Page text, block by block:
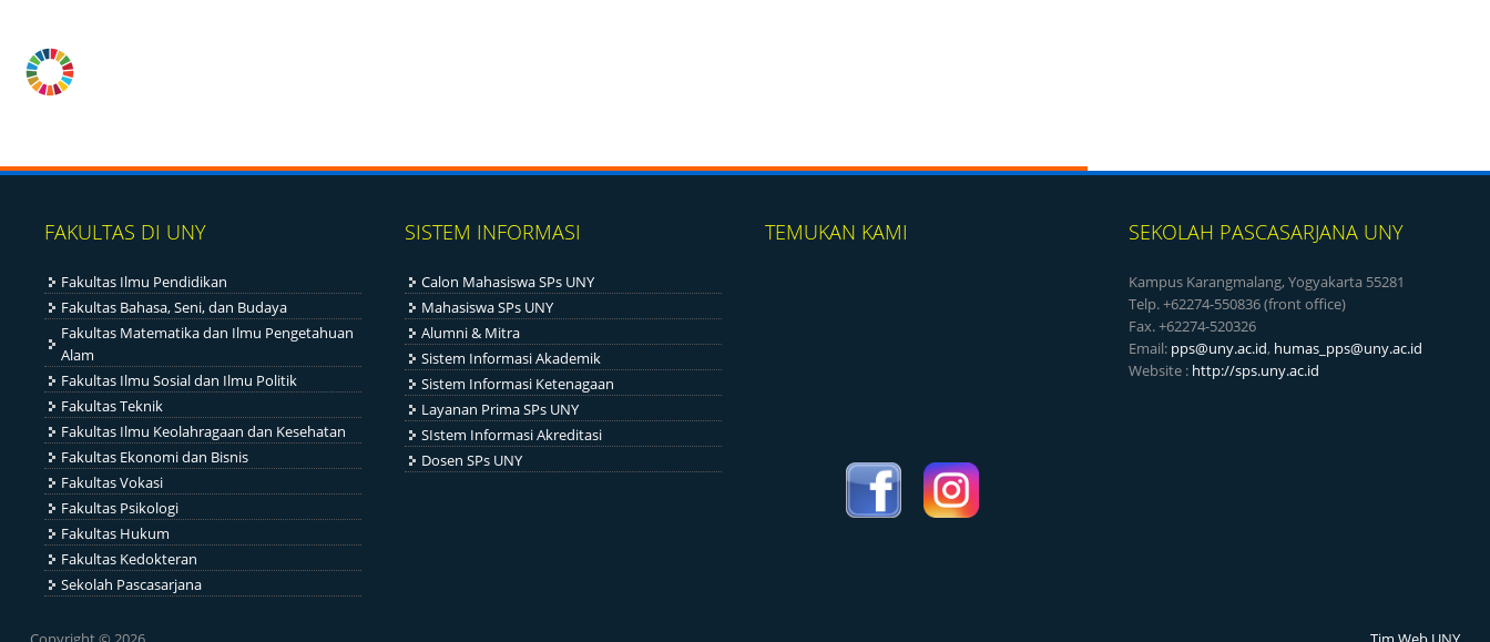
FAKULTAS DI UNY
Fakultas Ilmu Pendidikan
Fakultas Bahasa, Seni, dan Budaya
Fakultas Matematika dan Ilmu Pengetahuan
Alam
Fakultas Ilmu Sosial dan Ilmu Politik
Fakultas Teknik
Fakultas Ilmu Keolahragaan dan Kesehatan
Fakultas Ekonomi dan Bisnis
Fakultas Vokasi
Fakultas Psikologi
Fakultas Hukum
Fakultas Kedokteran
Sekolah Pascasarjana
SISTEM INFORMASI
Calon Mahasiswa SPs UNY
Mahasiswa SPs UNY
Alumni & Mitra
Sistem Informasi Akademik
Sistem Informasi Ketenagaan
Layanan Prima SPs UNY
SIstem Informasi Akreditasi
Dosen SPs UNY
TEMUKAN KAMI SEKOLAH PASCASARJANA UNY
Kampus Karangmalang, Yogyakarta 55281
Telp. +62274-550836 (front office)
Fax. +62274-520326
Email: pps@uny.ac.id, humas_pps@uny.ac.id
Website : http://sps.uny.ac.id